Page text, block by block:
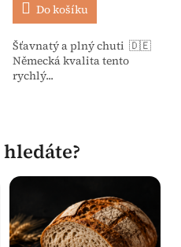
Do košíku
Šťavnatý a plný chuti 🇩🇪
Německá kvalita tento
rychlý...
hledáte?